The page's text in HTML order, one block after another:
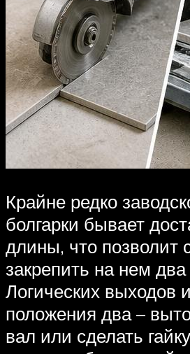
Крайне редко
болгарки бывает
длины, что позволит
закрепить на нем два
Логических выходов
положения два –
вал или сделать